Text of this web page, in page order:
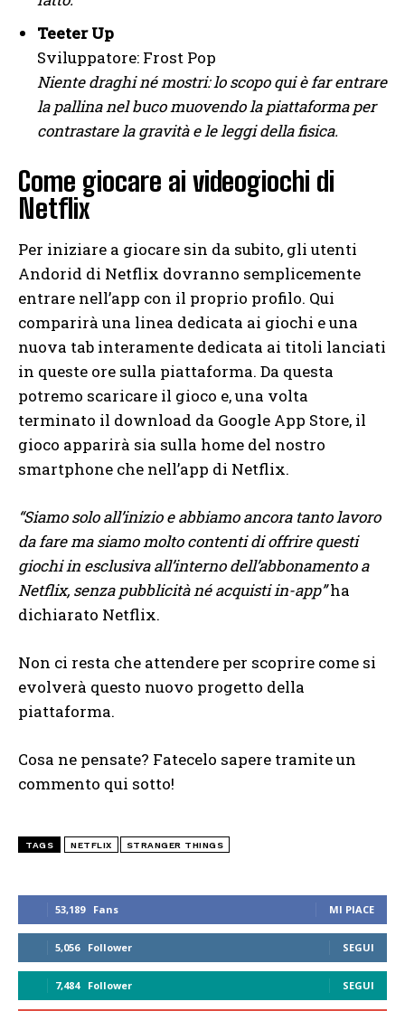
53,189 Fans MI PIACE
5,056 Follower SEGUI
7,484 Follower SEGUI
Teeter Up
Sviluppatore: Frost Pop
Niente draghi né mostri: lo scopo qui è far entrare
la pallina nel buco muovendo la piattaforma per
contrastare la gravità e le leggi della fisica.
Come giocare ai videogiochi di
Netflix
Per iniziare a giocare sin da subito, gli utenti
Andorid di Netflix dovranno semplicemente
entrare nell’app con il proprio profilo. Qui
comparirà una linea dedicata ai giochi e una
nuova tab interamente dedicata ai titoli lanciati
in queste ore sulla piattaforma. Da questa
potremo scaricare il gioco e, una volta
terminato il download da Google App Store, il
gioco apparirà sia sulla home del nostro
smartphone che nell’app di Netflix.
“Siamo solo all’inizio e abbiamo ancora tanto lavoro
da fare ma siamo molto contenti di offrire questi
giochi in esclusiva all’interno dell’abbonamento a
Netflix, senza pubblicità né acquisti in-app”ha
dichiarato Netflix.
Non ci resta che attendere per scoprire come si
evolverà questo nuovo progetto della
piattaforma.
Cosa ne pensate? Fatecelo sapere tramite un
commento qui sotto!
TAGS NETFLIX STRANGER THINGS